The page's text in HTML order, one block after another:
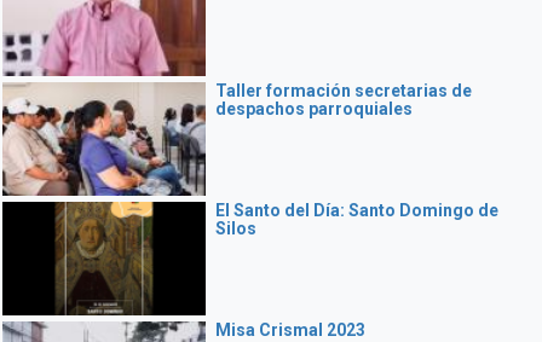
Taller formación secretarias de
despachos parroquiales
El Santo del Día: Santo Domingo de
Silos
Misa Crismal 2023